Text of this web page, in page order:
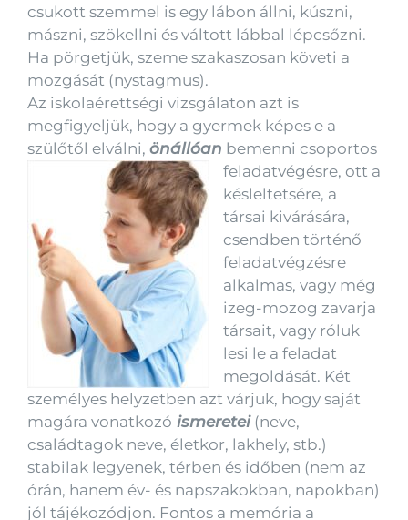
csukott szemmel is egy lábon állni, kúszni,
mászni, szökellni és váltott lábbal lépcsőzni.
Ha pörgetjük, szeme szakaszosan követi a
mozgását (nystagmus).
Az iskolaérettségi vizsgálaton azt is
megfigyeljük, hogy a gyermek képes e a
szülőtől elválni, önállóan bemenni csoportos
feladatvégésre, ott a
késleltetsére, a
társai kivárására,
csendben történő
feladatvégzésre
alkalmas, vagy még
izeg-mozog zavarja
társait, vagy róluk
lesi le a feladat
megoldását. Két
személyes helyzetben azt várjuk, hogy saját
magára vonatkozó ismeretei(neve,
családtagok neve, életkor, lakhely, stb.)
stabilak legyenek, térben és időben (nem az
órán, hanem év- és napszakokban, napokban)
jól tájékozódjon. Fontos a memória a